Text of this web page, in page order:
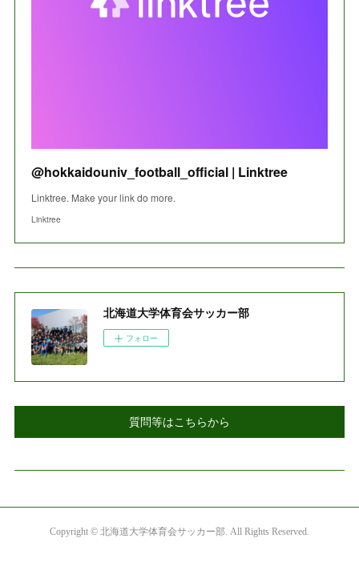
@hokkaidouniv_football_official | Linktree
Linktree. Make your link do more.
Linktree
北海道大学体育会サッカー部
フォロー
質問等はこちらから
Copyright ©︎ 北海道大学体育会サッカー部. All Rights Reserved.